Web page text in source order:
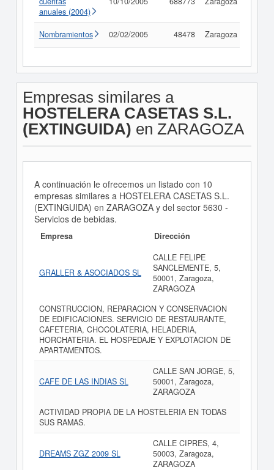
anuales (2004)
Nombramientos 02/02/2005 48478 Zaragoza
Empresas similares a
HOSTELERA CASETAS S.L.
(EXTINGUIDA) en ZARAGOZA
A continuación le ofrecemos un listado con 10
empresas similares a HOSTELERA CASETAS S.L.
(EXTINGUIDA) en ZARAGOZA y del sector 5630 -
Servicios de bebidas.
Empresa Dirección
GRALLER & ASOCIADOS SL
CALLE FELIPE
SANCLEMENTE, 5,
50001, Zaragoza,
ZARAGOZA
CONSTRUCCION, REPARACION Y CONSERVACION
DE EDIFICACIONES. SERVICIO DE RESTAURANTE,
CAFETERIA, CHOCOLATERIA, HELADERIA,
HORCHATERIA. EL HOSPEDAJE Y EXPLOTACION DE
APARTAMENTOS.
CAFE DE LAS INDIAS SL
CALLE SAN JORGE, 5,
50001, Zaragoza,
ZARAGOZA
ACTIVIDAD PROPIA DE LA HOSTELERIA EN TODAS
SUS RAMAS.
DREAMS ZGZ 2009 SL
CALLE CIPRES, 4,
50003, Zaragoza,
ZARAGOZA